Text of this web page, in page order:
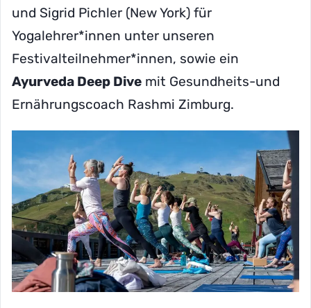
und Sigrid Pichler (New York) für
Yogalehrer*innen unter unseren
Festivalteilnehmer*innen, sowie ein
Ayurveda Deep Dive mit Gesundheits-und
Ernährungscoach Rashmi Zimburg.